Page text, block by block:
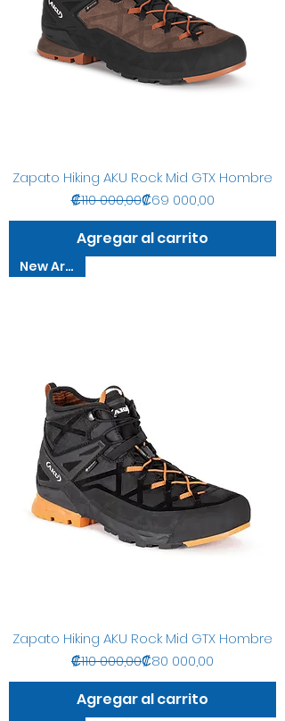
Zapato Hiking AKU Rock Mid GTX Hombre
Precio
₡110 000,00Precio de oferta
₡69 000,00
Agregar al carrito
New Arrival
Zapato Hiking AKU Rock Mid GTX Hombre
Precio
₡110 000,00Precio de oferta
₡80 000,00
Agregar al carrito